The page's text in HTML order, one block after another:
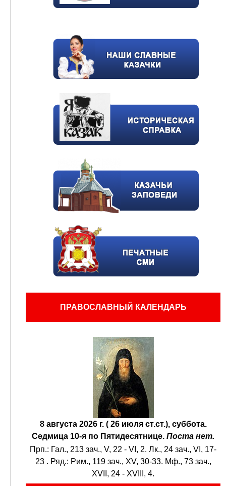
ПРАВОСЛАВНЫЙ КАЛЕНДАРЬ
8 августа 2026 г. ( 26 июля ст.ст.), суббота.
Седмица 10-я по Пятидесятнице. Поста нет.
Прп.: Гал., 213 зач., V, 22 - VI, 2. Лк., 24 зач., VI, 17-
23 . Ряд.: Рим., 119 зач., XV, 30-33. Мф., 73 зач.,
XVII, 24 - XVIII, 4.